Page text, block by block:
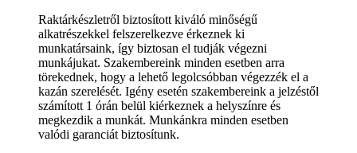
Raktárkészletről biztosított kiváló minőségű
alkatrészekkel felszerelkezve érkeznek ki
munkatársaink, így biztosan el tudják végezni
munkájukat. Szakembereink minden esetben arra
törekednek, hogy a lehető legolcsóbban végezzék el a
kazán szerelését. Igény esetén szakembereink a jelzéstől
számított 1 órán belül kiérkeznek a helyszínre és
megkezdik a munkát. Munkánkra minden esetben
valódi garanciát biztosítunk.